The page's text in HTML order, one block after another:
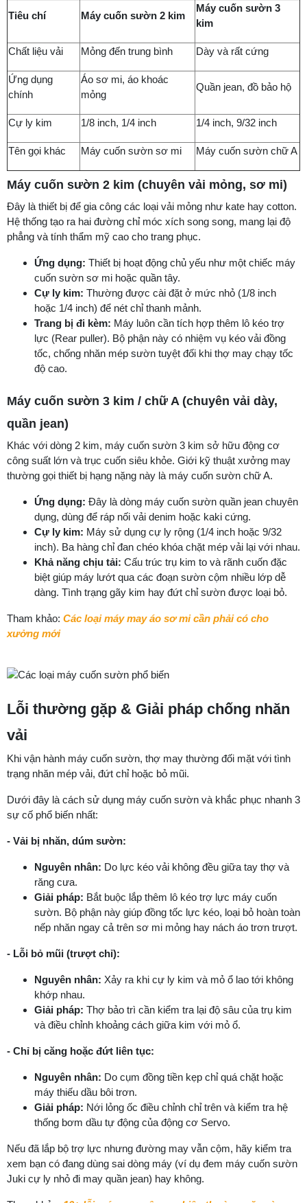
Tiêu chí Máy cuốn sườn 2 kim
Máy cuốn sườn 3
kim
Chất liệu vải Mỏng đến trung bình Dày và rất cứng
Ứng dụng
chính
Áo sơ mi, áo khoác
mỏng
Quần jean, đồ bảo hộ
Cự ly kim 1/8 inch, 1/4 inch 1/4 inch, 9/32 inch
Tên gọi khác Máy cuốn sườn sơ mi Máy cuốn sườn chữ A
Máy cuốn sườn 2 kim (chuyên vải mỏng, sơ mi)
Đây là thiết bị để gia công các loại vải mỏng như kate hay cotton.
Hệ thống tạo ra hai đường chỉ móc xích song song, mang lại độ
phẳng và tính thẩm mỹ cao cho trang phục.
Ứng dụng: Thiết bị hoạt động chủ yếu như một chiếc máy
cuốn sườn sơ mi hoặc quần tây.
Cự ly kim: Thường được cài đặt ở mức nhỏ (1/8 inch
hoặc 1/4 inch) để nét chỉ thanh mảnh.
Trang bị đi kèm: Máy luôn cần tích hợp thêm lô kéo trợ
lực (Rear puller). Bộ phận này có nhiệm vụ kéo vải đồng
tốc, chống nhăn mép sườn tuyệt đối khi thợ may chạy tốc
độ cao.
Máy cuốn sườn 3 kim / chữ A (chuyên vải dày,
quần jean)
Khác với dòng 2 kim, máy cuốn sườn 3 kim sở hữu động cơ
công suất lớn và trục cuốn siêu khỏe. Giới kỹ thuật xưởng may
thường gọi thiết bị hạng nặng này là máy cuốn sườn chữ A.
Ứng dụng: Đây là dòng máy cuốn sườn quần jean chuyên
dụng, dùng để ráp nối vải denim hoặc kaki cứng.
Cự ly kim: Máy sử dụng cự ly rộng (1/4 inch hoặc 9/32
inch). Ba hàng chỉ đan chéo khóa chặt mép vải lại với nhau.
Khả năng chịu tải: Cấu trúc trụ kim to và rãnh cuốn đặc
biệt giúp máy lướt qua các đoạn sườn cộm nhiều lớp dễ
dàng. Tình trạng gãy kim hay đứt chỉ sườn được loại bỏ.
Tham khảo: Các loại máy may áo sơ mi cần phải có cho
xưởng mới
Lỗi thường gặp & Giải pháp chống nhăn
vải
Khi vận hành máy cuốn sườn, thợ may thường đối mặt với tình
trạng nhăn mép vải, đứt chỉ hoặc bỏ mũi.
Dưới đây là cách sử dụng máy cuốn sườn và khắc phục nhanh 3
sự cố phổ biến nhất:
- Vải bị nhăn, dúm sườn:
Nguyên nhân: Do lực kéo vải không đều giữa tay thợ và
răng cưa.
Giải pháp: Bắt buộc lắp thêm lô kéo trợ lực máy cuốn
sườn. Bộ phận này giúp đồng tốc lực kéo, loại bỏ hoàn toàn
nếp nhăn ngay cả trên sơ mi mỏng hay nách áo trơn trượt.
- Lỗi bỏ mũi (trượt chỉ):
Nguyên nhân: Xảy ra khi cự ly kim và mỏ ổ lao tới không
khớp nhau.
Giải pháp: Thợ bảo trì cần kiểm tra lại độ sâu của trụ kim
và điều chỉnh khoảng cách giữa kim với mỏ ổ.
- Chỉ bị căng hoặc đứt liên tục:
Nguyên nhân: Do cụm đồng tiền kẹp chỉ quá chặt hoặc
máy thiếu dầu bôi trơn.
Giải pháp: Nới lỏng ốc điều chỉnh chỉ trên và kiểm tra hệ
thống bơm dầu tự động của động cơ Servo.
Nếu đã lắp bộ trợ lực nhưng đường may vẫn cộm, hãy kiểm tra
xem bạn có đang dùng sai dòng máy (ví dụ đem máy cuốn sườn
Juki cự ly nhỏ đi may quần jean) hay không.